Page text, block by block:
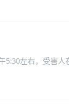
左右，受害